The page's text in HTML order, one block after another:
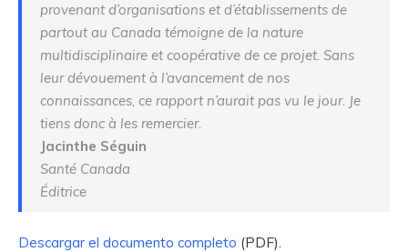
provenant d’organisations et d’établissements de
partout au Canada témoigne de la nature
multidisciplinaire et coopérative de ce projet. Sans
leur dévouement à l’avancement de nos
connaissances, ce rapport n’aurait pas vu le jour. Je
tiens donc à les remercier.
Jacinthe Séguin
Santé Canada
Éditrice
Descargar el documento completo (PDF).